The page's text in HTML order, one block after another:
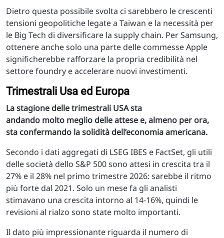
Dietro questa possibile svolta ci sarebbero le crescenti
tensioni geopolitiche legate a Taiwan e la necessità per
le Big Tech di diversificare la supply chain. Per Samsung,
ottenere anche solo una parte delle commesse Apple
significherebbe rafforzare la propria credibilità nel
settore foundry e accelerare nuovi investimenti.
Trimestrali Usa ed Europa
La stagione delle trimestrali USA sta
andando molto meglio delle attese e, almeno per ora,
sta confermando la solidità dell’economia americana.
Secondo i dati aggregati di LSEG IBES e FactSet, gli utili
delle società dello S&P 500 sono attesi in crescita tra il
27% e il 28% nel primo trimestre 2026: sarebbe il ritmo
più forte dal 2021. Solo un mese fa gli analisti
stimavano una crescita intorno al 14-16%, quindi le
revisioni al rialzo sono state molto importanti.
Il dato più impressionante riguarda il numero di